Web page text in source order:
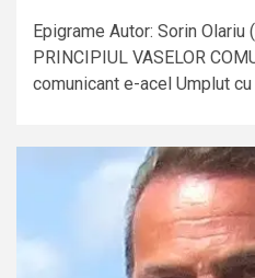
Epigrame Autor: Sorin Olariu
PRINCIPIUL VASELOR
comunicant e-acel Umplut cu